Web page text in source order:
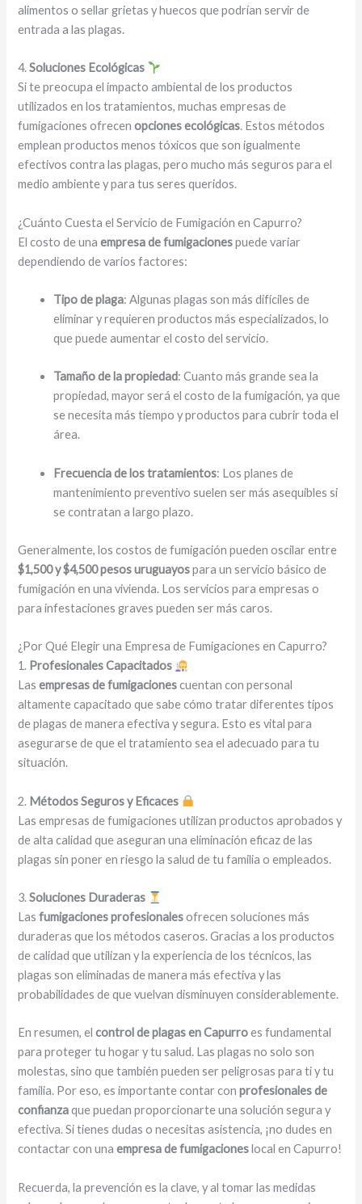
alimentos o sellar grietas y huecos que podrían servir de
entrada a las plagas.
4.Soluciones Ecológicas
Si te preocupa el impacto ambiental de los productos
utilizados en los tratamientos, muchas empresas de
fumigaciones ofrecenopciones ecológicas. Estos métodos
emplean productos menos tóxicos que son igualmente
efectivos contra las plagas, pero mucho más seguros para el
medio ambiente y para tus seres queridos.
¿Cuánto Cuesta el Servicio de Fumigación en Capurro?
El costo de unaempresa de fumigacionespuede variar
dependiendo de varios factores:
Tipo de plaga: Algunas plagas son más difíciles de
eliminar y requieren productos más especializados, lo
que puede aumentar el costo del servicio.
Tamaño de la propiedad: Cuanto más grande sea la
propiedad, mayor será el costo de la fumigación, ya que
se necesita más tiempo y productos para cubrir toda el
área.
Frecuencia de los tratamientos: Los planes de
mantenimiento preventivo suelen ser más asequibles si
se contratan a largo plazo.
Generalmente, los costos de fumigación pueden oscilar entre
$1,500 y $4,500 pesos uruguayospara un servicio básico de
fumigación en una vivienda. Los servicios para empresas o
para infestaciones graves pueden ser más caros.
¿Por Qué Elegir una Empresa de Fumigaciones en Capurro?
1. Profesionales Capacitados
Lasempresas de fumigacionescuentan con personal
altamente capacitado que sabe cómo tratar diferentes tipos
de plagas de manera efectiva y segura. Esto es vital para
asegurarse de que el tratamiento sea el adecuado para tu
situación.
2. Métodos Seguros y Eficaces
Las empresas de fumigaciones utilizan productos aprobados y
de alta calidad que aseguran una eliminación eficaz de las
plagas sin poner en riesgo la salud de tu familia o empleados.
3.Soluciones Duraderas
Lasfumigaciones profesionalesofrecen soluciones más
duraderas que los métodos caseros. Gracias a los productos
de calidad que utilizan y la experiencia de los técnicos, las
plagas son eliminadas de manera más efectiva y las
probabilidades de que vuelvan disminuyen considerablemente.
En resumen, elcontrol de plagas en Capurroes fundamental
para proteger tu hogar y tu salud. Las plagas no solo son
molestas, sino que también pueden ser peligrosas para ti y tu
familia. Por eso, es importante contar conprofesionales de
confianzaque puedan proporcionarte una solución segura y
efectiva. Si tienes dudas o necesitas asistencia, ¡no dudes en
contactar con unaempresa de fumigaciones local en Capurro!
Recuerda, la prevención es la clave, y al tomar las medidas